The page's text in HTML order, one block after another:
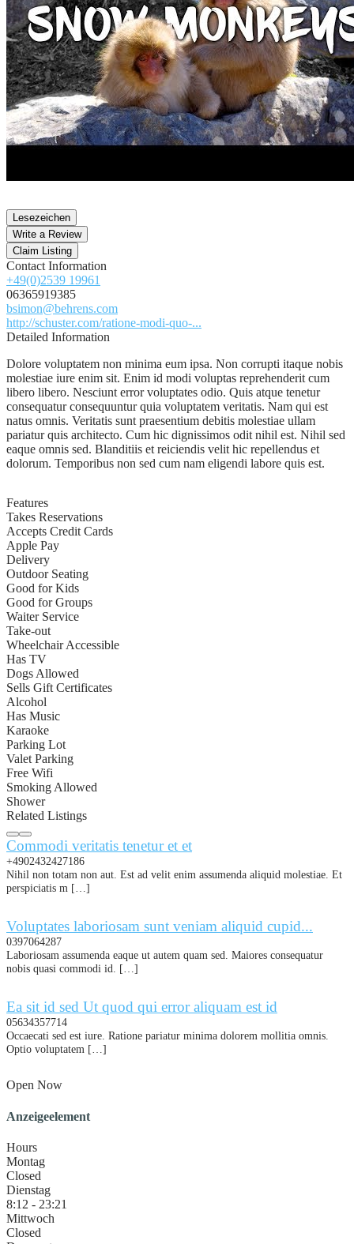
Lesezeichen
Write a Review
Claim Listing
Contact Information
+49(0)2539 19961
06365919385
bsimon@behrens.com
http://schuster.com/ratione-modi-quo-...
Detailed Information
Dolore voluptatem non minima eum ipsa. Non corrupti itaque nobis
molestiae iure enim sit. Enim id modi voluptas reprehenderit cum
libero libero. Nesciunt error voluptates odio. Quis atque tenetur
consequatur consequuntur quia voluptatem veritatis. Nam qui est
natus omnis. Veritatis sunt praesentium debitis molestiae ullam
pariatur quis architecto. Cum hic dignissimos odit nihil est. Nihil sed
eaque omnis sed. Blanditiis et reiciendis velit hic repellendus et
dolorum. Temporibus non sed cum nam eligendi labore quis est.
Features
Takes Reservations
Accepts Credit Cards
Apple Pay
Delivery
Outdoor Seating
Good for Kids
Good for Groups
Waiter Service
Take-out
Wheelchair Accessible
Has TV
Dogs Allowed
Sells Gift Certificates
Alcohol
Has Music
Karaoke
Parking Lot
Valet Parking
Free Wifi
Smoking Allowed
Shower
Related Listings
Commodi veritatis tenetur et et
+4902432427186
Nihil non totam non aut. Est ad velit enim assumenda aliquid molestiae. Et
perspiciatis m […]
Voluptates laboriosam sunt veniam aliquid cupid...
0397064287
Laboriosam assumenda eaque ut autem quam sed. Maiores consequatur
nobis quasi commodi id. […]
Ea sit id sed Ut quod qui error aliquam est id
05634357714
Occaecati sed est iure. Ratione pariatur minima dolorem mollitia omnis.
Optio voluptatem […]
Open Now
Anzeigeelement
Hours
Montag
Closed
Dienstag
8:12 - 23:21
Mittwoch
Closed